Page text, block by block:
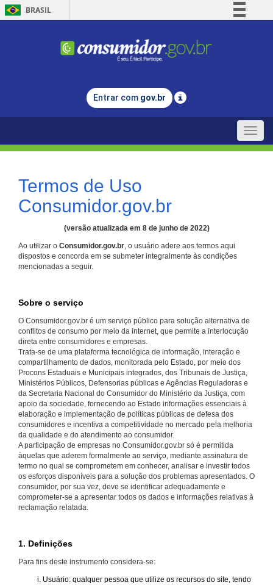
BRASIL
Comunica BR
Legislação
Entrar com gov.br
Toggle
Termos de Uso
Consumidor.gov.br
(versão atualizada em 8 de junho de 2022)
Ao utilizar o Consumidor.gov.br, o usuário adere aos termos aqui
dispostos e concorda em se submeter integralmente às condições
mencionadas a seguir.
Sobre o serviço
O Consumidor.gov.br é um serviço público para solução alternativa de
conflitos de consumo por meio da internet, que permite a interlocução
direta entre consumidores e empresas.
Trata-se de uma plataforma tecnológica de informação, interação e
compartilhamento de dados, monitorada pelo Estado, por meio dos
Procons Estaduais e Municipais integrados, dos Tribunais de Justiça,
Ministérios Públicos, Defensorias públicas e Agências Reguladoras e
da Secretaria Nacional do Consumidor do Ministério da Justiça, com
apoio da sociedade, fornecendo ao Estado informações essenciais à
elaboração e implementação de políticas públicas de defesa dos
consumidores e incentiva a competitividade no mercado pela melhoria
da qualidade e do atendimento ao consumidor.
A participação de empresas no Consumidor.gov.br só é permitida
àquelas que aderem formalmente ao serviço, mediante assinatura de
termo no qual se comprometem em conhecer, analisar e investir todos
os esforços disponíveis para a solução dos problemas apresentados. O
consumidor, por sua vez, deve se identificar adequadamente e
comprometer-se a apresentar todos os dados e informações relativas à
reclamação relatada.
1. Definições
Para fins deste instrumento considera-se:
Usuário: qualquer pessoa que utilize os recursos do site, tendo